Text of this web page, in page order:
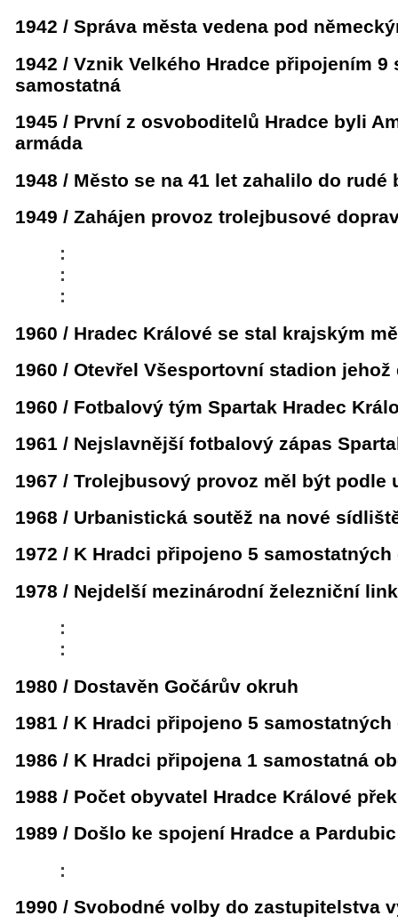
1942 / Správa města vedena pod
1942 / Vznik Velkého Hradce připojením
samostatná
1945 / První z osvoboditelů Hradce byli
armáda
1948 / Město se na 41 let zahalilo do
1949 / Zahájen provoz trolejbusové
:
:
:
1960 / Hradec Králové se stal krajským
1960 / Otevřel Všesportovní stadion
1960 / Fotbalový tým Spartak Hradec
1961 / Nejslavnější fotbalový zápas
1967 / Trolejbusový provoz měl být
1968 / Urbanistická soutěž na nové
1972 / K Hradci připojeno 5 samostatných
1978 / Nejdelší mezinárodní železniční
:
:
1980 / Dostavěn Gočárův okruh
1981 / K Hradci připojeno 5 samostatných
1986 / K Hradci připojena 1 samostatná
1988 / Počet obyvatel Hradce Králové
1989 / Došlo ke spojení Hradce a
:
1990 / Svobodné volby do zastupitelstva